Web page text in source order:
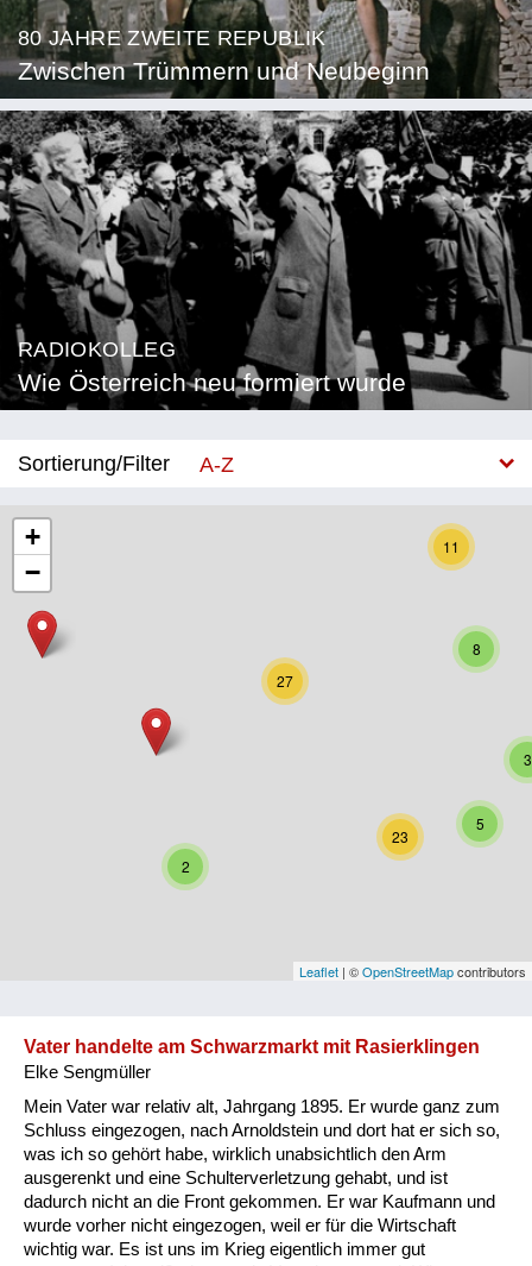
80 JAHRE ZWEITE REPUBLIK
Zwischen Trümmern und Neubeginn
RADIOKOLLEG
Wie Österreich neu formiert wurde
Sortierung/Filter
A-Z
Kärnten
Vorarlberg
Besatzungsmächte
Frauen, Mütter, Kinder
Versorgung
8
23
27
3
2
11
5
+
−
Leaflet | ©OpenStreetMapcontributors
Vater handelte am Schwarzmarkt mit Rasierklingen
Elke Sengmüller
Mein Vater war relativ alt, Jahrgang 1895. Er wurde ganz zum
Schluss eingezogen, nach Arnoldstein und dort hat er sich so,
was ich so gehört habe, wirklich unabsichtlich den Arm
ausgerenkt und eine Schulterverletzung gehabt, und ist
dadurch nicht an die Front gekommen. Er war Kaufmann und
wurde vorher nicht eingezogen, weil er für die Wirtschaft
wichtig war. Es ist uns im Krieg eigentlich immer gut